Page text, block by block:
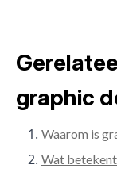
graphic
Waarom is
Wat